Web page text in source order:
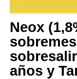
Neox
años y